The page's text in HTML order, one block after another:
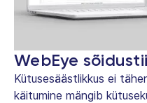
WebEye
Kütusesäästlikkus ei
käitumine mängib